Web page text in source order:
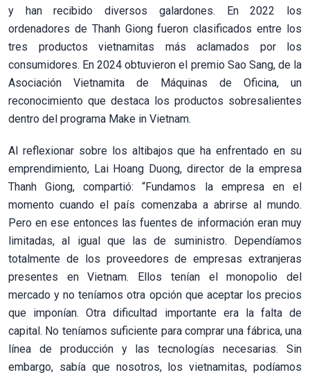
y han recibido diversos galardones. En 2022 los
ordenadores de Thanh Giong fueron clasificados entre los
tres productos vietnamitas más aclamados por los
consumidores. En 2024 obtuvieron el premio Sao Sang, de la
Asociación Vietnamita de Máquinas de Oficina, un
reconocimiento que destaca los productos sobresalientes
dentro del programa Make in Vietnam.
Al reflexionar sobre los altibajos que ha enfrentado en su
emprendimiento, Lai Hoang Duong, director de la empresa
Thanh Giong, compartió: “Fundamos la empresa en el
momento cuando el país comenzaba a abrirse al mundo.
Pero en ese entonces las fuentes de información eran muy
limitadas, al igual que las de suministro. Dependíamos
totalmente de los proveedores de empresas extranjeras
presentes en Vietnam. Ellos tenían el monopolio del
mercado y no teníamos otra opción que aceptar los precios
que imponían. Otra dificultad importante era la falta de
capital. No teníamos suficiente para comprar una fábrica, una
línea de producción y las tecnologías necesarias. Sin
embargo, sabía que nosotros, los vietnamitas, podíamos